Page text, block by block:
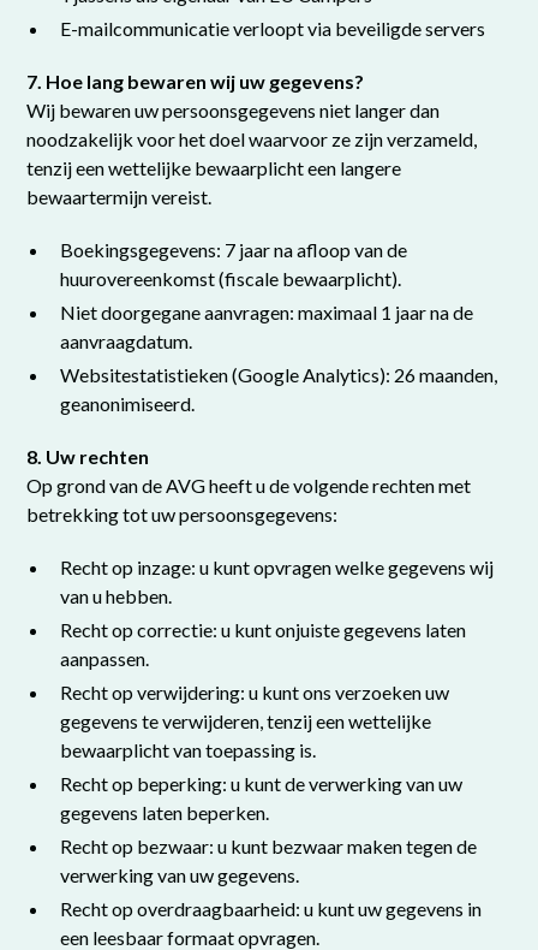
E-mailcommunicatie verloopt via beveiligde servers
7. Hoe lang bewaren wij uw gegevens?
Wij bewaren uw persoonsgegevens niet langer dan
noodzakelijk voor het doel waarvoor ze zijn verzameld,
tenzij een wettelijke bewaarplicht een langere
bewaartermijn vereist.
Boekingsgegevens: 7 jaar na afloop van de
huurovereenkomst (fiscale bewaarplicht).
Niet doorgegane aanvragen: maximaal 1 jaar na de
aanvraagdatum.
Websitestatistieken (Google Analytics): 26 maanden,
geanonimiseerd.
8. Uw rechten
Op grond van de AVG heeft u de volgende rechten met
betrekking tot uw persoonsgegevens:
Recht op inzage: u kunt opvragen welke gegevens wij
van u hebben.
Recht op correctie: u kunt onjuiste gegevens laten
aanpassen.
Recht op verwijdering: u kunt ons verzoeken uw
gegevens te verwijderen, tenzij een wettelijke
bewaarplicht van toepassing is.
Recht op beperking: u kunt de verwerking van uw
gegevens laten beperken.
Recht op bezwaar: u kunt bezwaar maken tegen de
verwerking van uw gegevens.
Recht op overdraagbaarheid: u kunt uw gegevens in
een leesbaar formaat opvragen.